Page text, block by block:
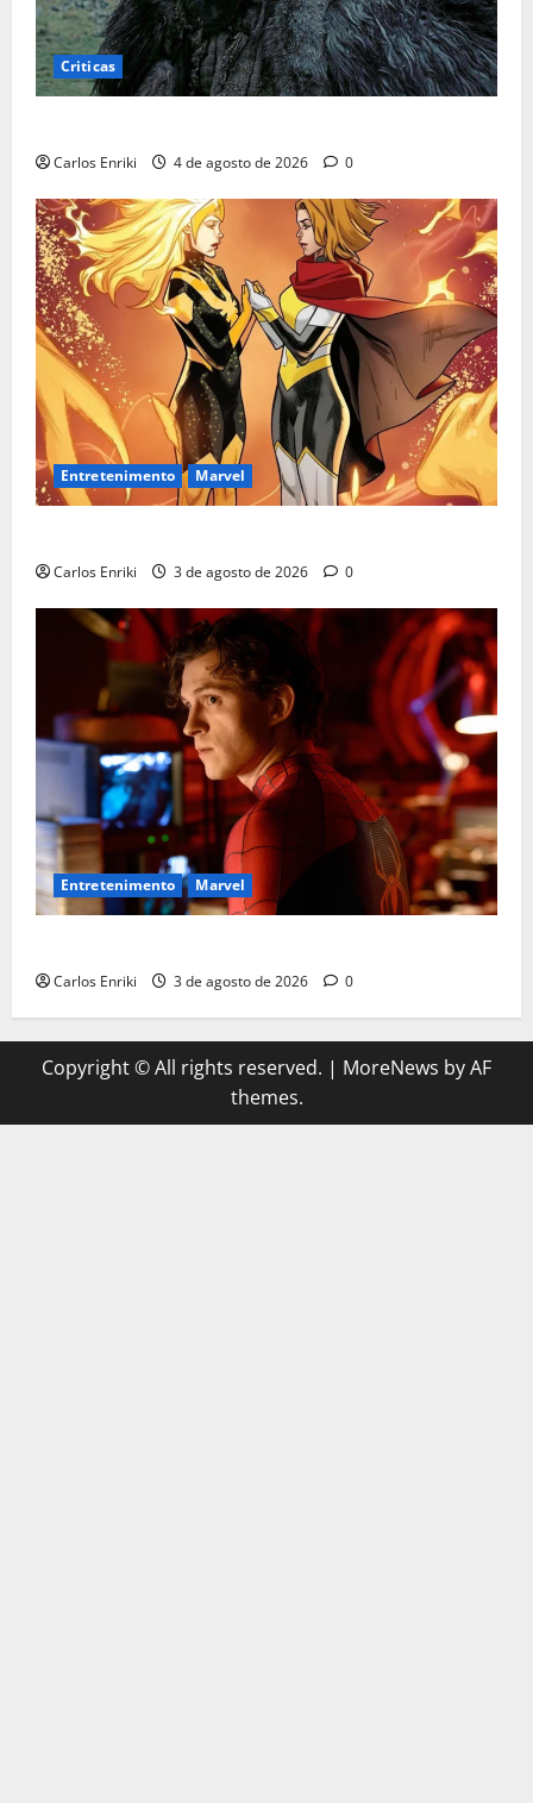
Criticas
Carlos Enriki 4 de agosto de 2026 0
Entretenimento Marvel
Carlos Enriki 3 de agosto de 2026 0
Entretenimento Marvel
Carlos Enriki 3 de agosto de 2026 0
Copyright © All rights reserved. | MoreNews by AF
themes.